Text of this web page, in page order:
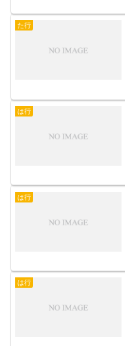
た行
は行
は行
は行